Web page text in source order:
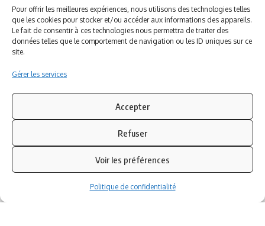
Pour offrir les meilleures expériences, nous utilisons des technologies telles
que les cookies pour stocker et/ou accéder aux informations des appareils.
Le fait de consentir à ces technologies nous permettra de traiter des
données telles que le comportement de navigation ou les ID uniques sur ce
site.
Gérer les services
Accepter
Refuser
Voir les préférences
Politique de confidentialité
ludoviales
PARTENAIRES